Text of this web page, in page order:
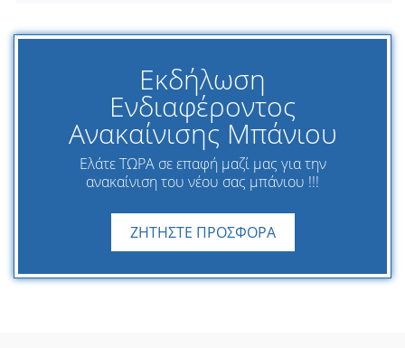
Εκδήλωση
Ενδιαφέροντος
Ανακαίνισης Μπάνιου
Ελάτε ΤΩΡΑ σε επαφή μαζί μας για την
ανακαίνιση του νέου σας μπάνιου !!!
ΖΗΤΗΣΤΕ ΠΡΟΣΦΟΡΑ